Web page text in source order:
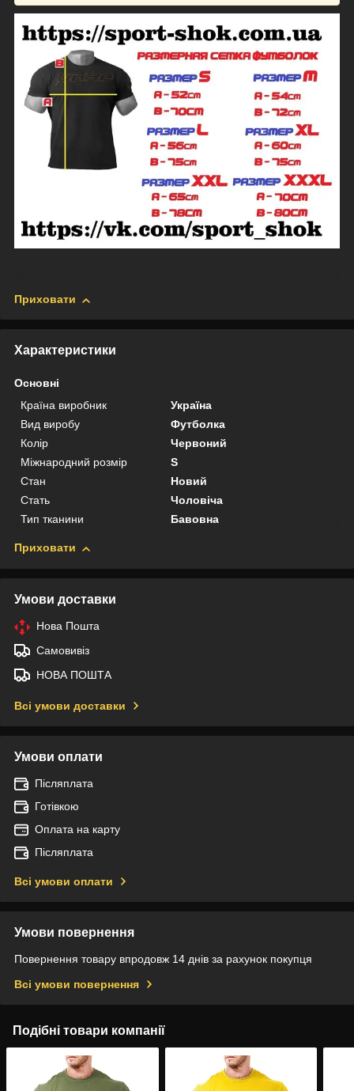
Приховати
Характеристики
Основні
Країна виробник
Україна
Вид виробу
Футболка
Колір
Червоний
Міжнародний розмір
S
Стан
Новий
Стать
Чоловіча
Тип тканини
Бавовна
Приховати
Умови доставки
Нова Пошта
Самовивіз
НОВА ПОШТА
Всі умови доставки
Умови оплати
Післяплата
Готівкою
Оплата на карту
Післяплата
Всі умови оплати
Умови повернення
Повернення товару впродовж 14 днів за рахунок покупця
Всі умови повернення
Подібні товари компанії